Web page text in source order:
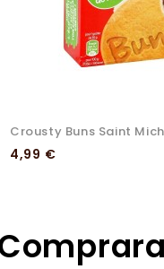
Crousty Buns Saint
Preço
4,99 €